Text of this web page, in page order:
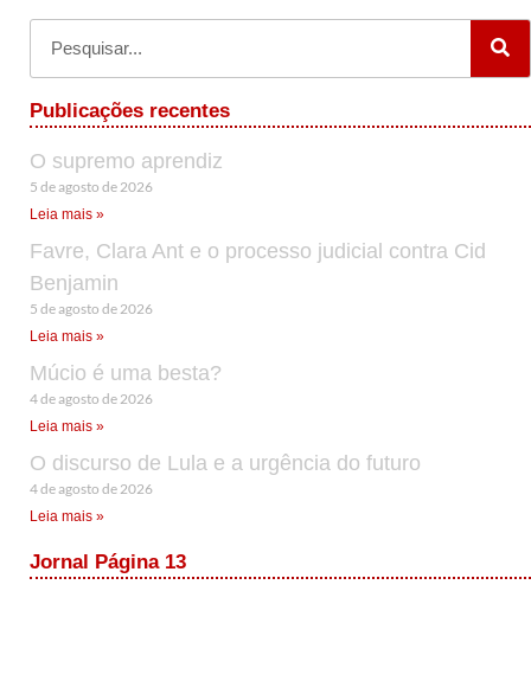
Publicações recentes
O supremo aprendiz
5 de agosto de 2026
Leia mais »
Favre, Clara Ant e o processo judicial contra Cid
Benjamin
5 de agosto de 2026
Leia mais »
Múcio é uma besta?
4 de agosto de 2026
Leia mais »
O discurso de Lula e a urgência do futuro
4 de agosto de 2026
Leia mais »
Jornal Página 13